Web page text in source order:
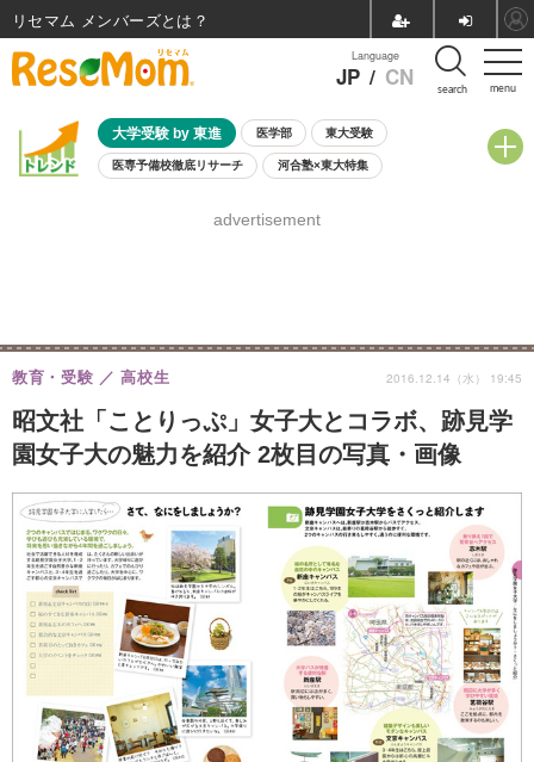
menu
Language
JP / CN search
大学受験 by 東進 医学部 東大受験
医専予備校徹底リサーチ 河合塾×東大特集
8月開催学校説明会・相談会
advertisement
昭文社「ことりっぷ」女子大とコラボ、跡見学
園女子大の魅力を紹介 2枚目の写真・画像
教育・受験 高校生 2016.12.14（水） 19:45
リセマム メンバーズ